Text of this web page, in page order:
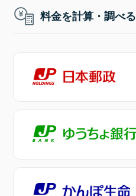
料金を計算・調べる